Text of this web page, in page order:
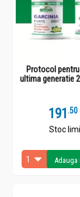
Protocol
ultima generatie
191 .5
Stoc
Adauga